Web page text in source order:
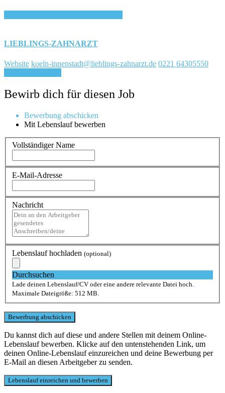
LIEBLINGS-ZAHNARZT
Website koeln-innenstadt@lieblings-zahnarzt.de 0221 64305550
Bewirb dich für diesen Job
Bewerbung abschicken
Mit Lebenslauf bewerben
Vollständiger Name
E-Mail-Adresse
Nachricht
Lebenslauf hochladen (optional)
Durchsuchen
Lade deinen Lebenslauf/CV oder eine andere relevante Datei hoch.
Maximale Dateigröße: 512 MB.
Du kannst dich auf diese und andere Stellen mit deinem Online-
Lebenslauf bewerben. Klicke auf den untenstehenden Link, um
deinen Online-Lebenslauf einzureichen und deine Bewerbung per
E-Mail an diesen Arbeitgeber zu senden.